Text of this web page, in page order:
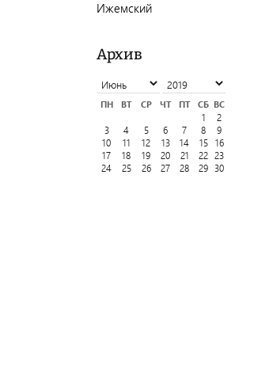
Ижемский
Архив
ПН ВТ СР ЧТ ПТ СБ ВС
1
2
3
4 5 6 7 8
9
10
11 12 13 14 15
16
17
18 19 20 21 22 23
24
25 26 27 28 29 30